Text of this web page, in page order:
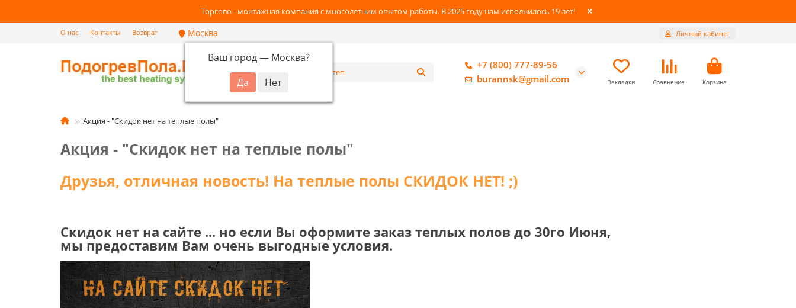
Торгово - монтажная компания с многолетним опытом работы. В 2025 году нам исполнилось 19 лет!
О нас Контакты Возврат Москва
Ваш город — Москва?
Личный кабинет
Каталог
+7 (800) 777-89-56
burannsk@gmail.com
Закладки Сравнение Корзина
Акция - "Скидок нет на теплые полы"
Акция - "Скидок нет на теплые полы"
Друзья, отличная новость! На теплые полы СКИДОК НЕТ! ;)
Скидок нет на сайте ... но если Вы оформите заказ теплых полов до 30го Июня,
мы предоставим Вам очень выгодные условия.